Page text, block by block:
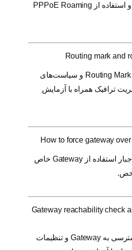
آشنایی با پیکربندی و استفاده از PPPoE Roaming
Routing mark and
آموزش استفاده از Routing Mark و سیاست‌های
ترافیک همراه با آزمایش
How to force gateway
بررسی روش‌های اجبار استفاده از Gateway خاص
Gateway reachability check
آموزش بررسی دسترسی به Gateway و تنظیمات